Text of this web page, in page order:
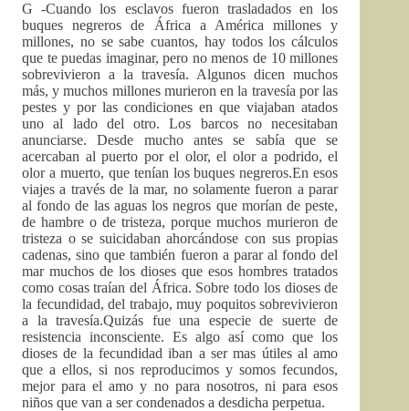
G -Cuando los esclavos fueron trasladados en los
buques negreros de África a América millones y
millones, no se sabe cuantos, hay todos los cálculos
que te puedas imaginar, pero no menos de 10 millones
sobrevivieron a la travesía. Algunos dicen muchos
más, y muchos millones murieron en la travesía por las
pestes y por las condiciones en que viajaban atados
uno al lado del otro. Los barcos no necesitaban
anunciarse. Desde mucho antes se sabía que se
acercaban al puerto por el olor, el olor a podrido, el
olor a muerto, que tenían los buques negreros.En esos
viajes a través de la mar, no solamente fueron a parar
al fondo de las aguas los negros que morían de peste,
de hambre o de tristeza, porque muchos murieron de
tristeza o se suicidaban ahorcándose con sus propias
cadenas, sino que también fueron a parar al fondo del
mar muchos de los dioses que esos hombres tratados
como cosas traían del África. Sobre todo los dioses de
la fecundidad, del trabajo, muy poquitos sobrevivieron
a la travesía.Quizás fue una especie de suerte de
resistencia inconsciente. Es algo así como que los
dioses de la fecundidad iban a ser mas útiles al amo
que a ellos, si nos reproducimos y somos fecundos,
mejor para el amo y no para nosotros, ni para esos
niños que van a ser condenados a desdicha perpetua.